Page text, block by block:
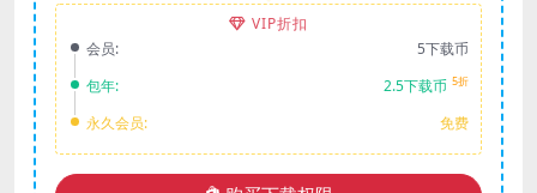
VIP折扣
会员:
5下载币
包年:
2.5下载币 5折
永久会员: 免费